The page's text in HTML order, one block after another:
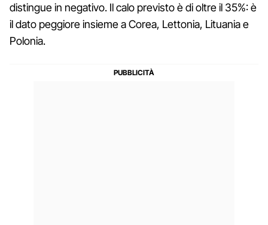
distingue in negativo. Il calo previsto è di oltre il 35%: è
il dato peggiore insieme a Corea, Lettonia, Lituania e
Polonia.